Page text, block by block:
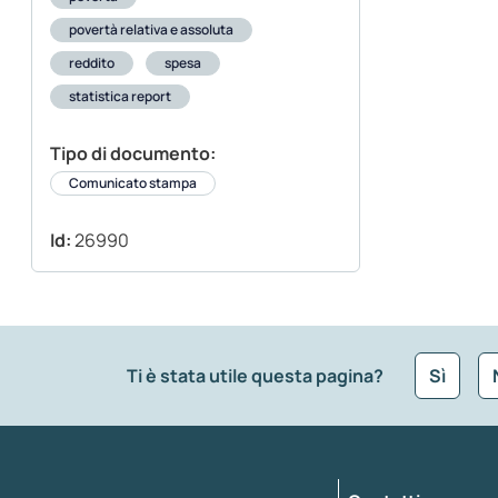
povertà relativa e assoluta
reddito
spesa
statistica report
Tipo di documento:
Comunicato stampa
Id:26990
Ti è stata utile questa pagina? Sì